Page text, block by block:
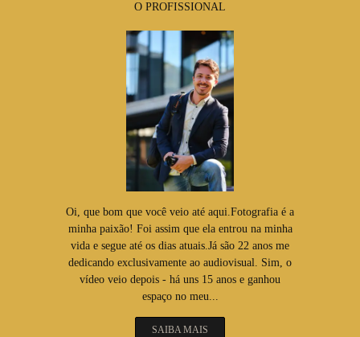
O PROFISSIONAL
Oi, que bom que você veio até aqui.Fotografia é a
minha paixão! Foi assim que ela entrou na minha
vida e segue até os dias atuais.Já são 22 anos me
dedicando exclusivamente ao audiovisual. Sim, o
vídeo veio depois - há uns 15 anos e ganhou
espaço no meu...
SAIBA MAIS